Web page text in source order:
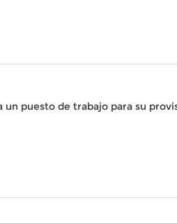
puesto de trabajo para su